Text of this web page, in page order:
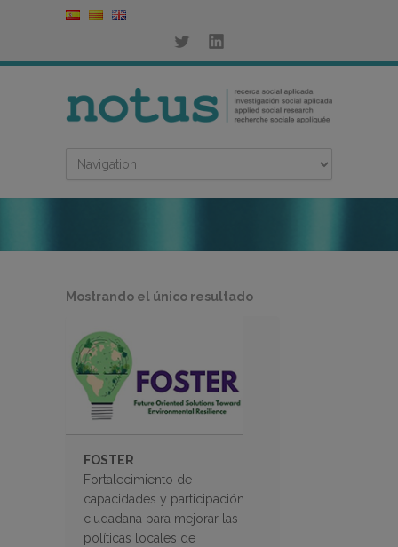
Mostrando el único resultado
FOSTER
Fortalecimiento de
capacidades y participación
ciudadana para mejorar las
políticas locales de